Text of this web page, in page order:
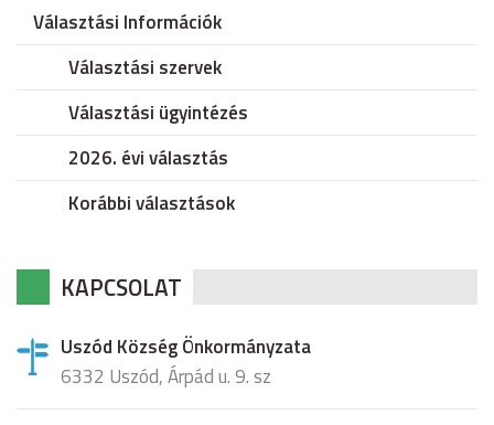
Választási Információk
Választási szervek
Választási ügyintézés
2026. évi választás
Korábbi választások
KAPCSOLAT
Uszód Község Önkormányzata
6332 Uszód, Árpád u. 9. sz